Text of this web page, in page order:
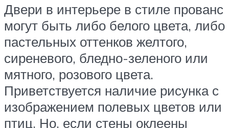
Двери в интерьере в стиле прованс
могут быть либо белого цвета, либо
пастельных оттенков желтого,
сиреневого, бледно-зеленого или
мятного, розового цвета.
Приветствуется наличие рисунка с
изображением полевых цветов или
птиц. Но, если стены оклеены